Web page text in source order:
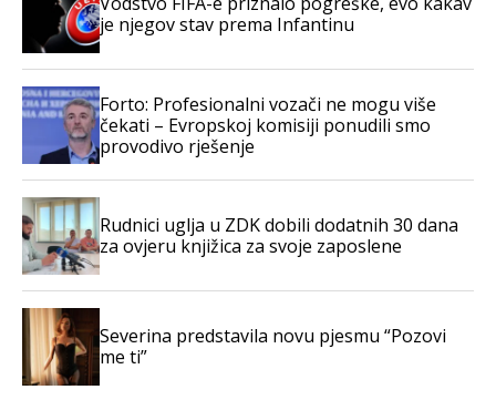
je njegov stav prema Infantinu
Forto: Profesionalni vozači ne mogu više
čekati – Evropskoj komisiji ponudili smo
provodivo rješenje
Rudnici uglja u ZDK dobili dodatnih 30 dana
za ovjeru knjižica za svoje zaposlene
Severina predstavila novu pjesmu “Pozovi
me ti”